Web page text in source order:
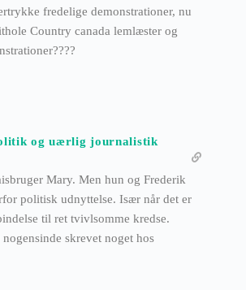
fredelige demonstrationer, nu
Country canada lemlæster og
og uærlig journalistik
Mary. Men hun og Frederik
politisk udnyttelse. Især når det er
til ret tvivlsomme kredse.
skrevet noget hos